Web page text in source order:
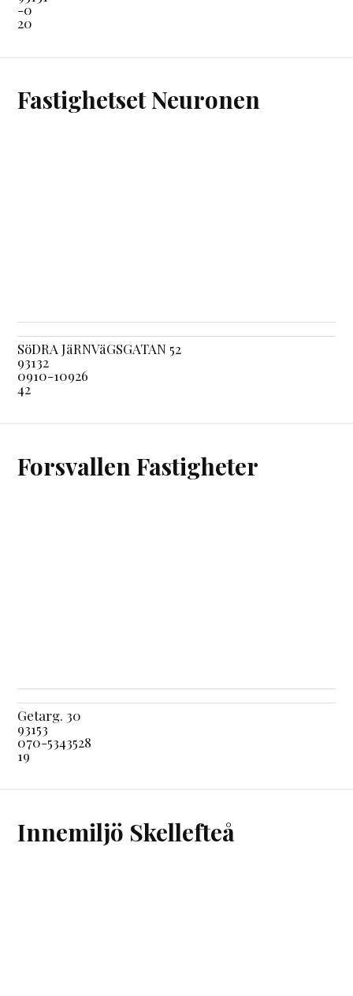
-0
20
Fastighetset Neuronen
SöDRA JäRNVäGSGATAN 52
93132
0910-10926
42
Forsvallen Fastigheter
Getarg. 30
93153
070-5343528
19
Innemiljö Skellefteå